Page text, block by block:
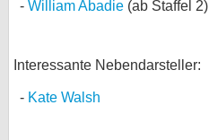
William Abadie (ab Staffel 2)
Interessante Nebendarsteller:
Kate Walsh